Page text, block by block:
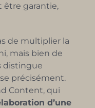
être garantie,
de multiplier la
mais bien de
distingue
précisément.
Content, qui
d’une